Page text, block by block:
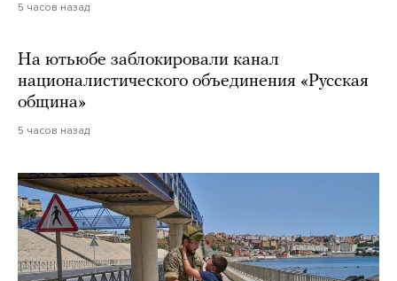
5 часов назад
На ютьюбе заблокировали канал
националистического объединения «Русская
община»
5 часов назад